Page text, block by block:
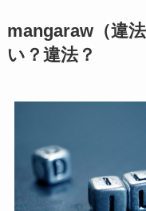
mangaraw（違
い？違法？